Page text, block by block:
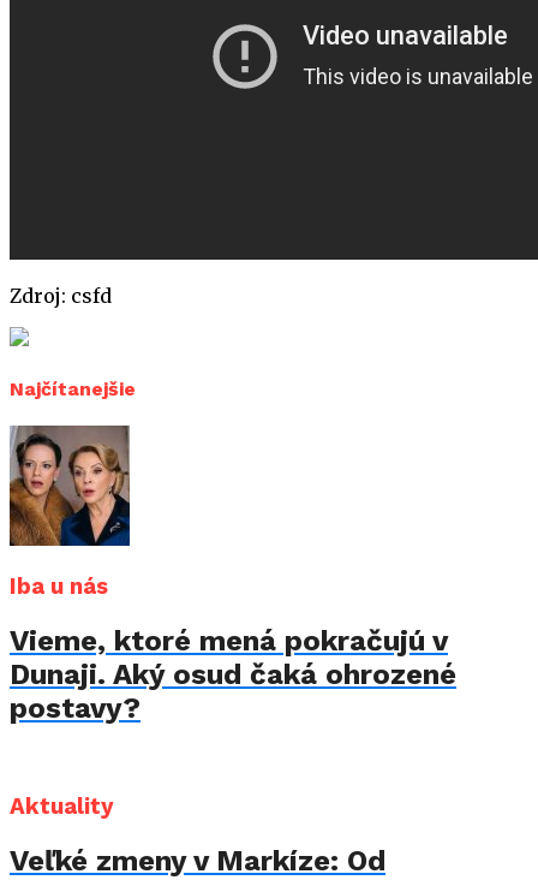
Zdroj: csfd
Najčítanejšie
Iba u nás
Vieme, ktoré mená pokračujú v
Dunaji. Aký osud čaká ohrozené
postavy?
Aktuality
Veľké zmeny v Markíze: Od